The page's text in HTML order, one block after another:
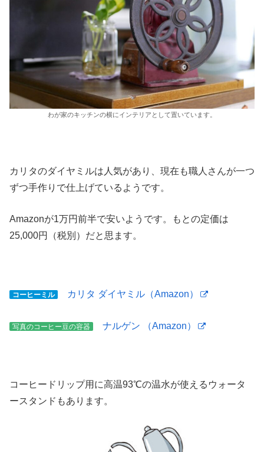
わが家のキッチンの横にインテリアとして置いています。
カリタのダイヤミルは人気があり、現在も職人さんが一つ
ずつ手作りで仕上げているようです。
Amazonが1万円前半で安いようです。もとの定価は
25,000円（税別）だと思ます。
コーヒーミル カリタ ダイヤミル（Amazon）
写真のコーヒー豆の容器 ナルゲン （Amazon）
コーヒードリップ用に高温93℃の温水が使えるウォータ
ースタンドもあります。